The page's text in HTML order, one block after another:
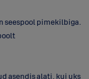
seespool pimekilbiga.
asendis alati, kui uks